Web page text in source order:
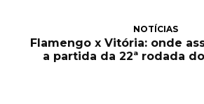
NOTÍCIAS
Flamengo x Vitória: onde
a partida da 22ª rodada